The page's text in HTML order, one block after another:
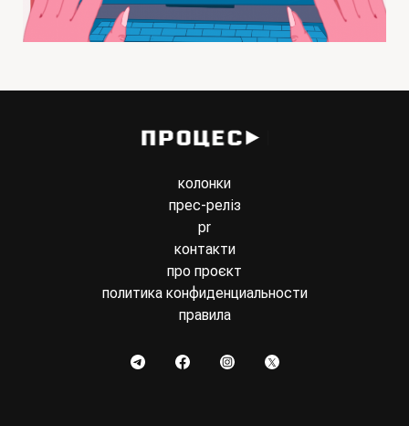
колонки
прес-реліз
pr
контакти
про проєкт
политика конфиденциальности
правила